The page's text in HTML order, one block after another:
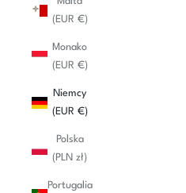
(EUR €)
Monako
(EUR €)
Niemcy
(EUR €)
Polska
(PLN zł)
Portugalia